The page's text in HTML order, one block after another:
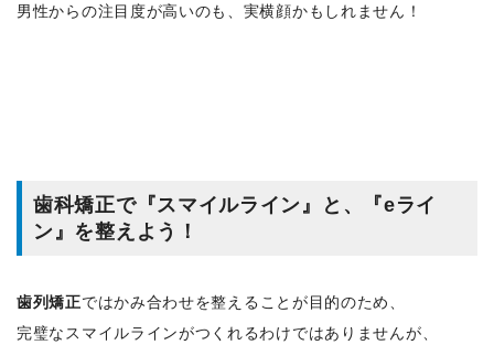
男性からの注目度が高いのも、実横顔かもしれません！
歯科矯正で『スマイルライン』と、『eライ
ン』を整えよう！
歯列矯正ではかみ合わせを整えることが目的のため、
完璧なスマイルラインがつくれるわけではありませんが、